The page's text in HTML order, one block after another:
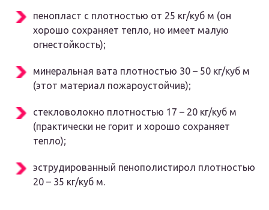
пенопласт с плотностью от 25 кг/куб м (он
хорошо сохраняет тепло, но имеет малую
огнестойкость);
минеральная вата плотностью 30 – 50 кг/куб м
(этот материал пожароустойчив);
стекловолокно плотностью 17 – 20 кг/куб м
(практически не горит и хорошо сохраняет
тепло);
эструдированный пенополистирол плотностью
20 – 35 кг/куб м.